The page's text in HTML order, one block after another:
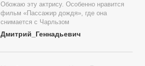
Обожаю эту актрису. Особенно нравится
фильм «Пассажир дождя», где она
снимается с Чарльзом
Дмитрий_Геннадьевич